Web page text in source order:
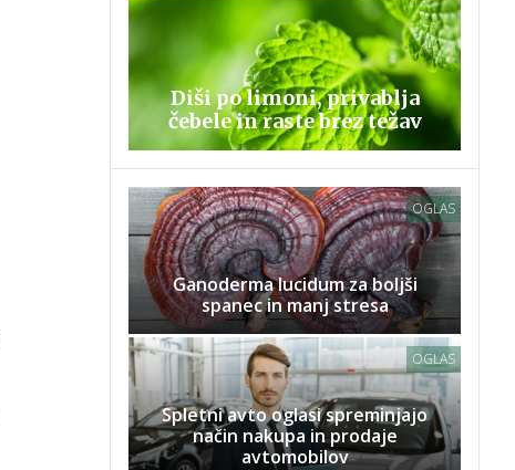
Diši po limoni, privablja
čebele in raste brez težav
OGLAS
Ganoderma lucidum za boljši
spanec in manj stresa
OGLAS
Spletni avto oglasi spreminjajo
način nakupa in prodaje
avtomobilov